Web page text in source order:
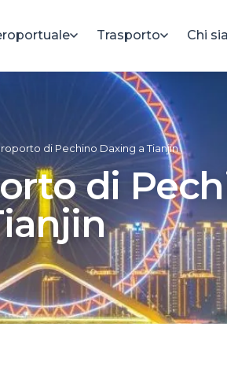
Trasporto Chi
di Pechino Daxing a Tianjin
di